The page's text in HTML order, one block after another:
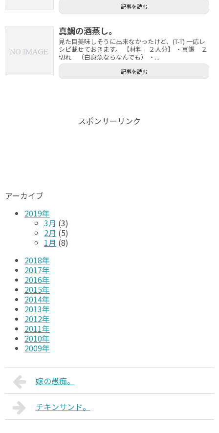
記事を読む
真鯛の酒蒸し。
見た目美味しそうに出来なかったけど、(T-T) 一応レ
シピ載せておきます。 【材料 ２人分】 ・真鯛 ２
切れ （白身魚ならなんでも） ・...
記事を読む
スポンサーリンク
アーカイブ
2019年
3月 (3)
2月 (5)
1月 (8)
2018年
2017年
2016年
2015年
2014年
2013年
2012年
2011年
2010年
2009年
嫁の愚痴。
チキンサンド。